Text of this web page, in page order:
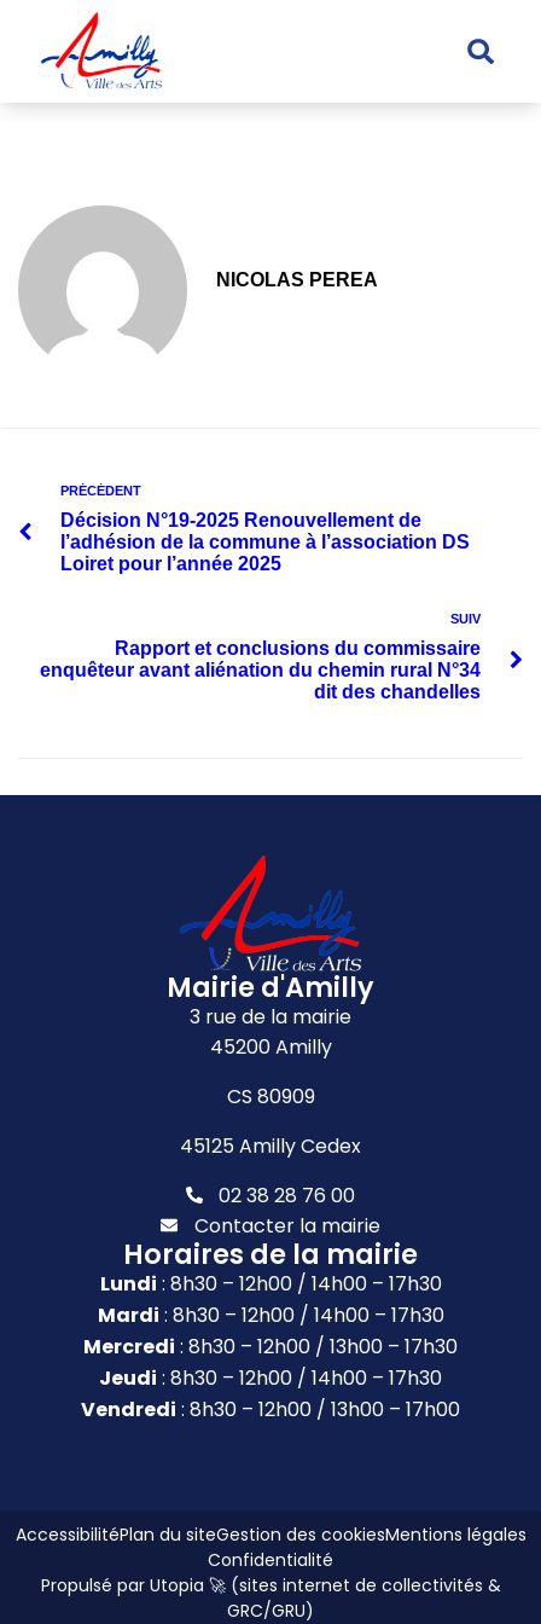
NICOLAS PEREA
PRÉCÉDENT
Décision N°19-2025 Renouvellement de
l’adhésion de la commune à l’association DS
Loiret pour l’année 2025
SUIV
Rapport et conclusions du commissaire
enquêteur avant aliénation du chemin rural N°34
dit des chandelles
Mairie d'Amilly
3 rue de la mairie
45200 Amilly
CS 80909
45125 Amilly Cedex
02 38 28 76 00
Contacter la mairie
Horaires de la mairie
Lundi : 8h30 – 12h00 / 14h00 – 17h30
Mardi : 8h30 – 12h00 / 14h00 – 17h30
Mercredi : 8h30 – 12h00 / 13h00 – 17h30
Jeudi : 8h30 – 12h00 / 14h00 – 17h30
Vendredi : 8h30 – 12h00 / 13h00 – 17h00
AccessibilitéPlan du siteGestion des cookiesMentions légales
Confidentialité
Propulsé par Utopia 🚀 (sites internet de collectivités &
GRC/GRU)